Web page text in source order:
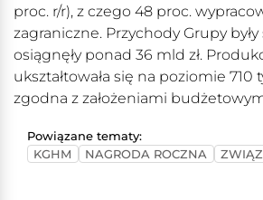
proc. r/r), z czego 48 proc.
zagraniczne. Przychody Grupy
osiągnęły ponad 36 mld zł.
ukształtowała się na poziomie 710
zgodna z założeniami
Powiązane tematy:
KGHM
NAGRODA ROCZNA